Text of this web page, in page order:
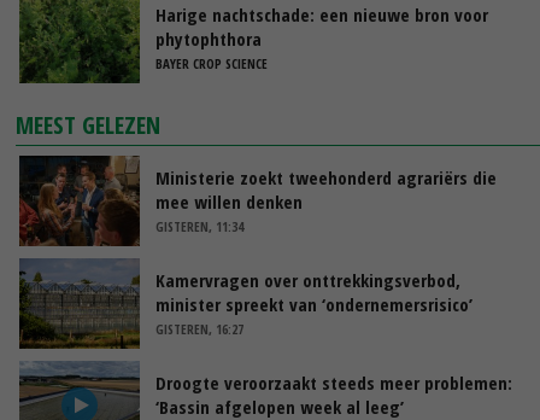
Harige nachtschade: een nieuwe bron voor
phytophthora
BAYER CROP SCIENCE
MEEST GELEZEN
Ministerie zoekt tweehonderd agrariërs die
mee willen denken
GISTEREN, 11:34
Kamervragen over onttrekkingsverbod,
minister spreekt van ‘ondernemersrisico’
GISTEREN, 16:27
Droogte veroorzaakt steeds meer problemen:
‘Bassin afgelopen week al leeg’